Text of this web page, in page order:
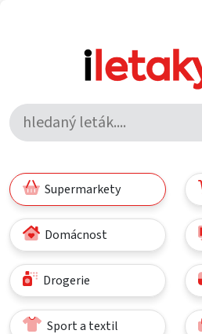
Supermarkety
Domácnost
Drogerie
Sport a textil